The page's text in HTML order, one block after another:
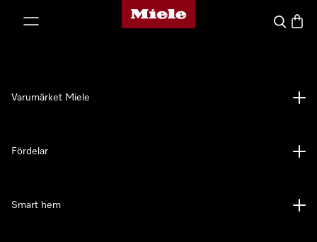
Mieles hemsida
Sök
Varumärket Miele
Fördelar
Smart hem